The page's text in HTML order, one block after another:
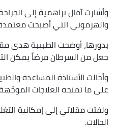
وأشارت آمال براهمية إلى
والهرموني التي أصبحت معتمدة
بدورها، أوضحت الطبيبة هدى
جعل من السرطان مرضاً يمكن
وأحالت الأستاذة المساعدة
على ما تمنحه العلاجات الموجّهة
ولفتت مقلاتي إلى إمكانية
الحالات.